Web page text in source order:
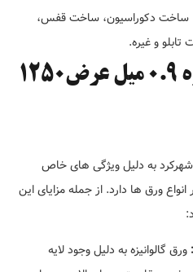
ساخت دکوراسیون، ساخت قفس،
و غیره.
مزایای ورق گالوانیزه 0.9 میل عرض1250
ورق گالوانیزه 0.9 میل عرض1250 شهرکرد به دلیل ویژگی های خاص
ورق ها دارد. از جمله مزایای این
ورق گالوانیزه به دلیل وجود لایه